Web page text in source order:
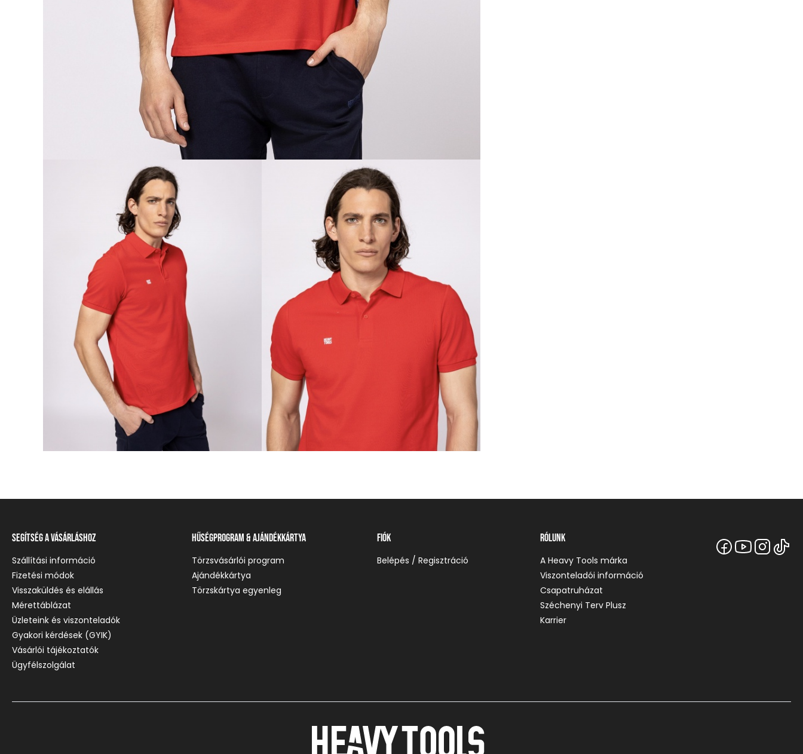
Segítség a vásárláshoz
Szállítási információ
Fizetési módok
Visszaküldés és elállás
Mérettáblázat
Üzleteink és viszonteladók
Gyakori kérdések (GYIK)
Vásárlói tájékoztatók
Ügyfélszolgálat
Hűségprogram & Ajándékkártya
Törzsvásárlói program
Ajándékkártya
Törzskártya egyenleg
Fiók
Belépés / Regisztráció
Rólunk
A Heavy Tools márka
Viszonteladói információ
Csapatruházat
Széchenyi Terv Plusz
Karrier